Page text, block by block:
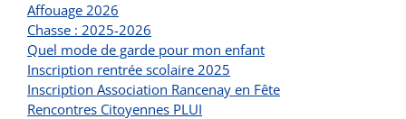
Affouage 2026
Chasse : 2025-2026
Quel mode de garde pour mon enfant
Inscription rentrée scolaire 2025
Inscription Association Rancenay en Fête
Rencontres Citoyennes PLUI